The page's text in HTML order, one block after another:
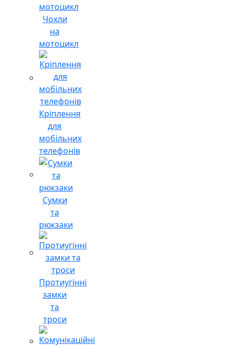
Чохли
на
мотоцикл
Кріплення
для
мобільних
телефонів
Сумки
та
рюкзаки
Протиугінні
замки
та
троси